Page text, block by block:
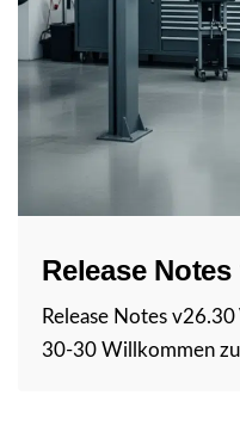
Release
Release Notes
30-30 Willkommen zu